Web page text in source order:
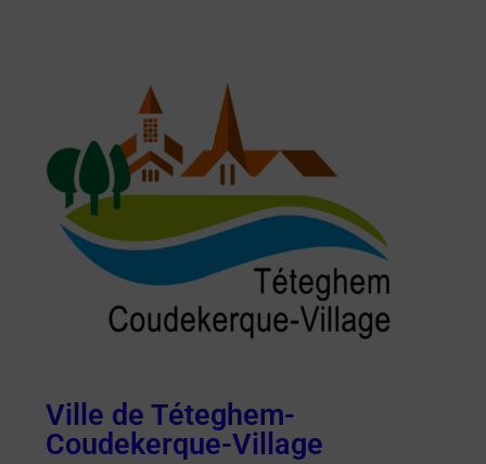
Ville de Téteghem-
Coudekerque-Village